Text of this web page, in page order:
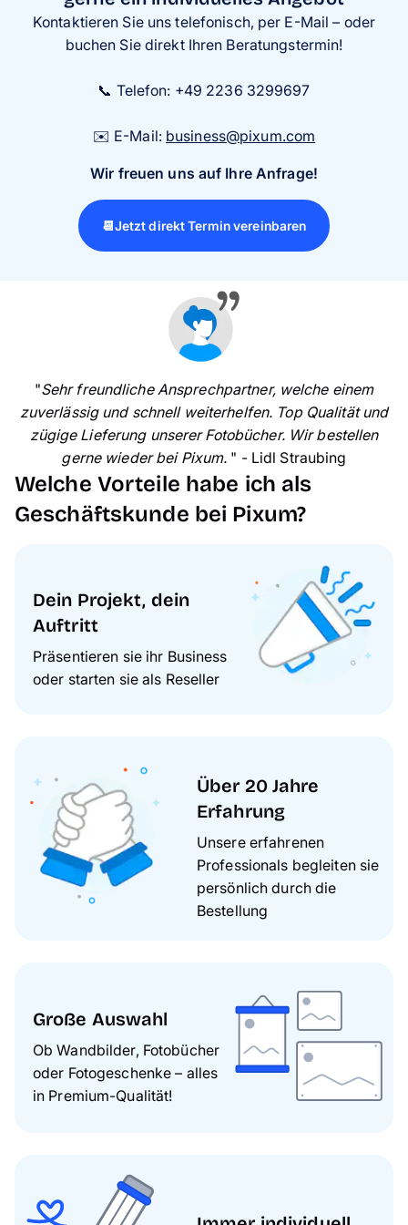
Kontaktieren Sie uns telefonisch, per E-Mail – oder
buchen Sie direkt Ihren Beratungstermin!
📞 Telefon: +49 2236 3299697
✉️ E-Mail: business@pixum.com
Wir freuen uns auf Ihre Anfrage!
📆Jetzt direkt Termin vereinbaren
"Sehr freundliche Ansprechpartner, welche einem
zuverlässig und schnell weiterhelfen. Top Qualität und
zügige Lieferung unserer Fotobücher. Wir bestellen
gerne wieder bei Pixum. " - Lidl Straubing
Welche Vorteile habe ich als
Geschäftskunde bei Pixum?
Dein Projekt, dein
Auftritt
Präsentieren sie ihr Business
oder starten sie als Reseller
Über 20 Jahre
Erfahrung
Unsere erfahrenen
Professionals begleiten sie
persönlich durch die
Bestellung
Große Auswahl
Ob Wandbilder, Fotobücher
oder Fotogeschenke – alles
in Premium-Qualität!